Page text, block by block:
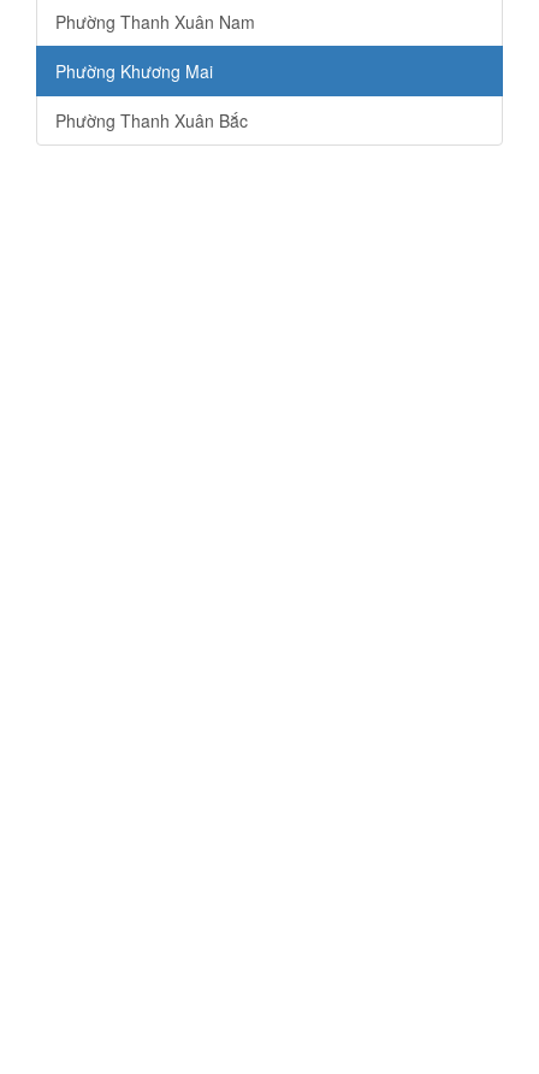
Phường Thanh Xuân Nam
Phường Khương Mai
Phường Thanh Xuân Bắc